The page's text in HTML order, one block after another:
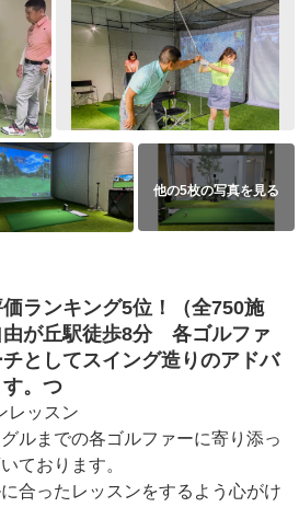
他の5枚の写真を見る
ランキング5位！（全750施
が丘駅徒歩8分 各ゴルファ
としてスイング造りのアドバ
。つ
レッスン
ルまでの各ゴルファーに寄り添っ
ております。
合ったレッスンをするよう心がけ